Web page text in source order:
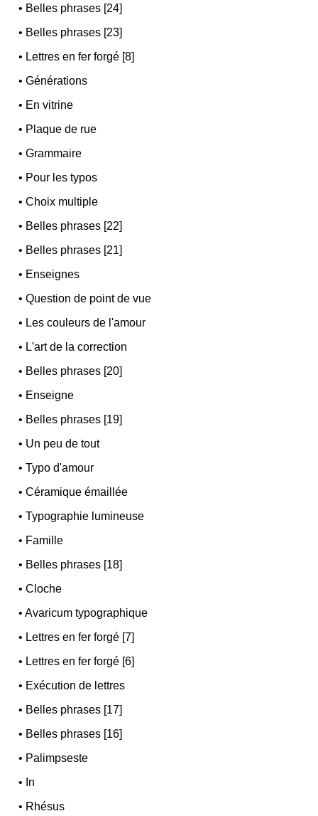
• Belles phrases [24]
• Belles phrases [23]
• Lettres en fer forgé [8]
•Générations
• En vitrine
• Plaque de rue
•Grammaire
• Pour les typos
•Choix multiple
• Belles phrases [22]
• Belles phrases [21]
• Enseignes
•Question de point de vue
• Les couleurs de l'amour
• L'art de la correction
• Belles phrases [20]
• Enseigne
• Belles phrases [19]
• Un peu de tout
•Typo d'amour
•Céramique émaillée
•Typographie lumineuse
• Famille
• Belles phrases [18]
•Cloche
•Avaricum typographique
• Lettres en fer forgé [7]
• Lettres en fer forgé [6]
• Exécution de lettres
• Belles phrases [17]
• Belles phrases [16]
• Palimpseste
• In
• Rhésus